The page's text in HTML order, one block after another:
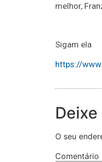
melhor,
Sigam ela
https://
O seu
Comentário